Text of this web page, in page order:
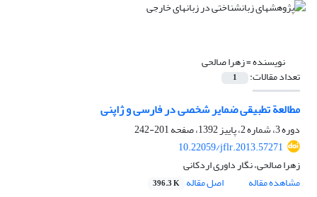
نویسنده =زهرا صالحی
تعداد مقالات: 1
مطالعة تطبیقی ضمایر شخصی در فارسی و ژاپنی
دوره 3، شماره 2، پاییز 1392، صفحه
201-242
10.22059/jflr.2013.57271
زهرا صالحی، نگار داوری اردکانی
مشاهده مقاله
اصل مقاله 396.3 K